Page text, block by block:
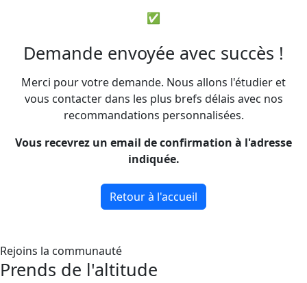
✅
Demande envoyée avec succès !
Merci pour votre demande. Nous allons l'étudier et
vous contacter dans les plus brefs délais avec nos
recommandations personnalisées.
Vous recevrez un email de confirmation à l'adresse
indiquée.
Retour à l'accueil
Rejoins la communauté
Prends de l'altitude